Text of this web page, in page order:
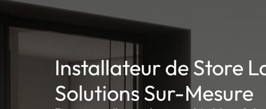
Installateur de Store
Solutions Sur-Mesure